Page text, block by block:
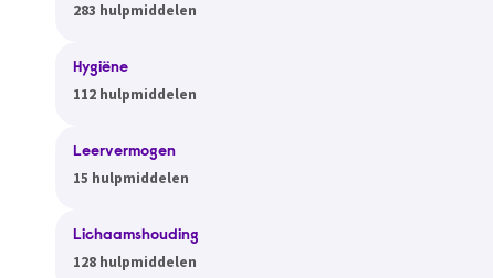
283 hulpmiddelen
Hygiëne
112 hulpmiddelen
Leervermogen
15 hulpmiddelen
Lichaamshouding
128 hulpmiddelen